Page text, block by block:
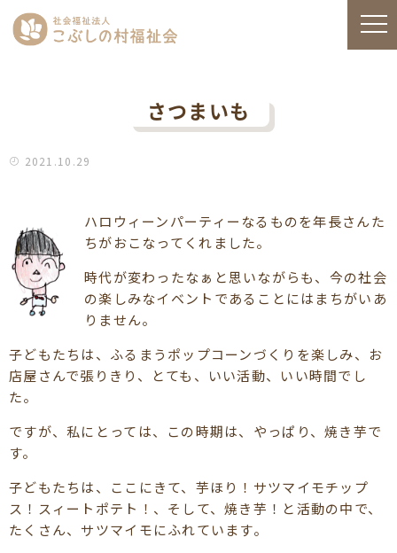
さつまいも
2021.10.29
ハロウィーンパーティーなるものを年長さんた
ちがおこなってくれました。
時代が変わったなぁと思いながらも、今の社会
の楽しみなイベントであることにはまちがいあ
りません。
子どもたちは、ふるまうポップコーンづくりを楽しみ、お
店屋さんで張りきり、とても、いい活動、いい時間でし
た。
ですが、私にとっては、この時期は、やっぱり、焼き芋で
す。
子どもたちは、ここにきて、芋ほり！サツマイモチップ
ス！スィートポテト！、そして、焼き芋！と活動の中で、
たくさん、サツマイモにふれています。